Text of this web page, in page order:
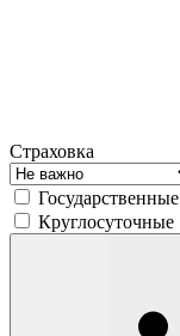
Страховка
Государственные
Круглосуточные